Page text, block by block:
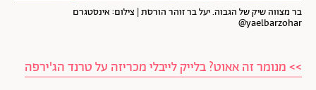
בר מצווה שיק של הגבוה. יעל בר זוהר הורסת | צילום: אינסטגרם
yaelbarzohar@
>> מנומר זה אאוט? בלייק לייבלי מכריזה על טרנד הג'ירפה